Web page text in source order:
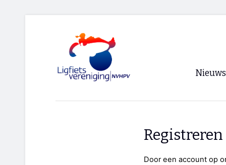
Nieuws
Registreren
Door een account op